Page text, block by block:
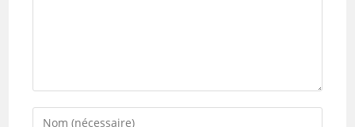
Enter